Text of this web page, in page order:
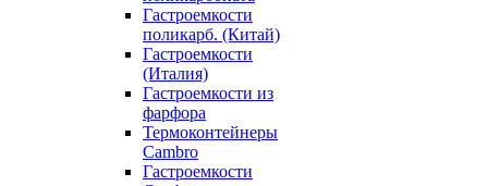
Гастроемкости
поликарб. (Китай)
Гастроемкости
(Италия)
Гастроемкости из
фарфора
Термоконтейнеры
Cambro
Гастроемкости